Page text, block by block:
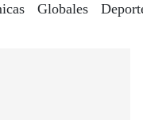
Globales